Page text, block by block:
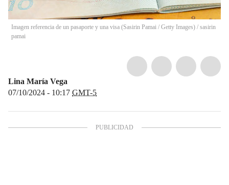
Imagen referencia de un pasaporte y una visa (Sasirin Pamai / Getty Images) / sasirin
pamai
Lina María Vega
07/10/2024 - 10:17 GMT-5